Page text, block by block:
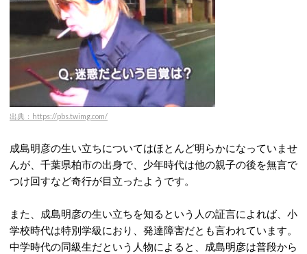
出典：https://pbs.twimg.com/
成島明彦の生い立ちについてはほとんど明らかになっていませ
んが、千葉県柏市の出身で、少年時代は他の親子の後を無言で
つけ回すなど奇行が目立ったようです。
また、成島明彦の生い立ちを知るという人の証言によれば、小
学校時代は特別学級におり、発達障害だとも言われています。
中学時代の同級生だという人物によると、成島明彦は普段から